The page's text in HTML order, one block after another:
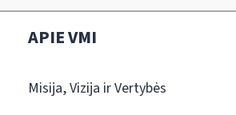
APIE VMI
Misija, Vizija ir Vertybės